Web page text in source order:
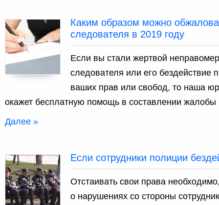
Каким образом можно
следователя в 2019 году
Если вы стали жертвой
следователя или его бездействие
ваших прав или свобод, то наша
окажет бесплатную помощь в составлении жалобы
Далее »
Если сотрудники полиции
Отстаивать свои права
о нарушениях со стороны